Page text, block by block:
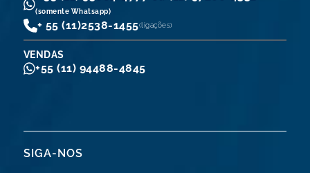
(somente Whatsapp)
+ 55 (11)2538-1455(ligações)
VENDAS
+55 (11) 94488-4845
SIGA-NOS